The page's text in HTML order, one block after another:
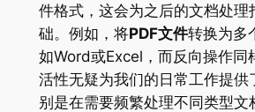
件格式，这会为之后的文档处理
础。例如，将PDF文件转换为多
如Word或Excel，而反向操作同
活性无疑为我们的日常工作提供
别是在需要频繁处理不同类型文